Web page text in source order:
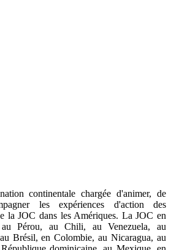
continentale chargée d'animer, de
les expériences d'action des
la JOC dans les Amériques. La JOC en
au Pérou, au Chili, au Venezuela, au
Brésil, en Colombie, au Nicaragua, au